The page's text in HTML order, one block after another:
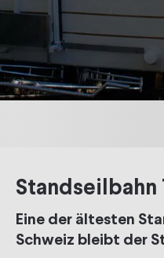
Eine der ältesten
Schweiz bleibt der